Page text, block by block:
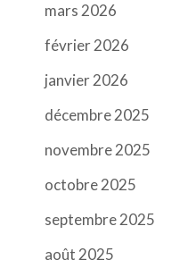
mars 2026
février 2026
janvier 2026
décembre 2025
novembre 2025
octobre 2025
septembre 2025
août 2025